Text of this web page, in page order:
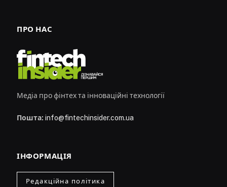
ПРО НАС
Медіа про фінтех та інноваційні технології
Пошта: info@fintechinsider.com.ua
ІНФОРМАЦІЯ
Редакційна політика